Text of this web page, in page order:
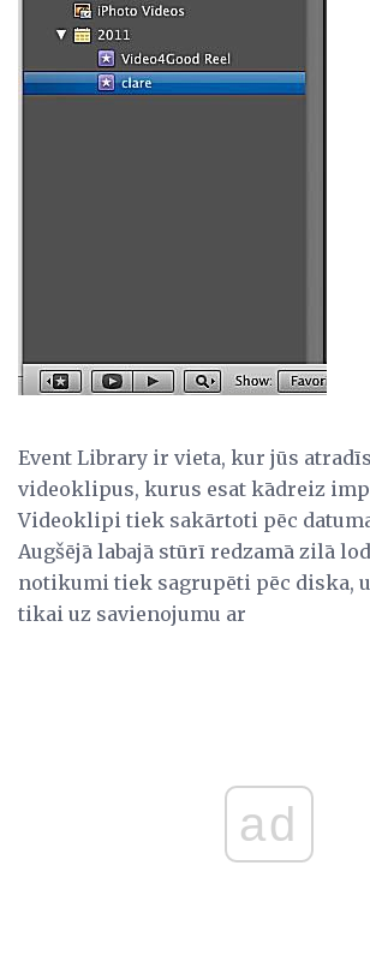
Event Library ir vieta, kur jūs
videoklipus, kurus esat kādreiz
Videoklipi tiek sakārtoti pēc
Augšējā labajā stūrī redzamā zilā
notikumi tiek sagrupēti pēc diska,
tikai uz savienojumu ar
ad